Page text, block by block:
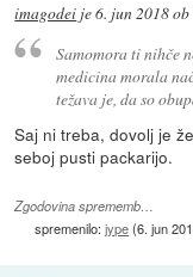
imagodei je6. jun 2018
Samomora ti nihče
medicina morala
težava je, da so
Saj ni treba, dovolj je
seboj pusti packarijo.
Zgodovina sprememb…
spremenilo:jype(6. jun